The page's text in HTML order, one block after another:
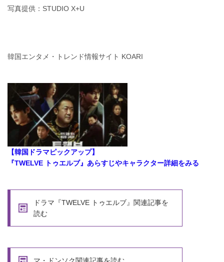
写真提供：STUDIO X+U
韓国エンタメ・トレンド情報サイト KOARI
【韓国ドラマピックアップ】
『TWELVE トゥエルブ』あらすじやキャラクター詳細をみる
ドラマ『TWELVE トゥエルブ』関連記事を
読む